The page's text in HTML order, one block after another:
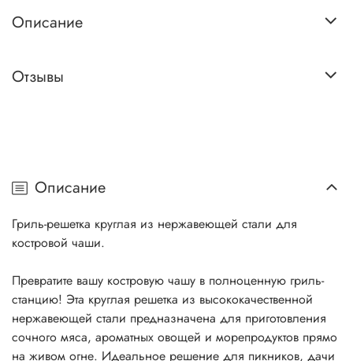
Описание
Отзывы
Описание
Гриль-решетка круглая из нержавеющей стали для
костровой чаши.
Превратите вашу костровую чашу в полноценную гриль-
станцию! Эта круглая решетка из высококачественной
нержавеющей стали предназначена для приготовления
сочного мяса, ароматных овощей и морепродуктов прямо
на живом огне. Идеальное решение для пикников, дачи